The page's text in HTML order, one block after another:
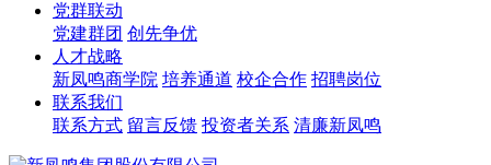
党群联动
党建群团 创先争优
人才战略
新凤鸣商学院 培养通道 校企合作 招聘岗位
联系我们
联系方式 留言反馈 投资者关系 清廉新凤鸣